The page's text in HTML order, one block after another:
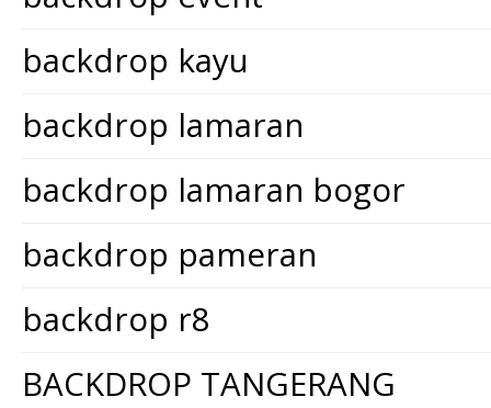
backdrop kayu
backdrop lamaran
backdrop lamaran bogor
backdrop pameran
backdrop r8
BACKDROP TANGERANG